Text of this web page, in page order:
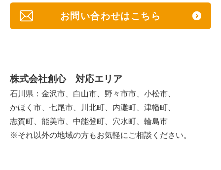
お問い合わせはこちら
株式会社創心 対応エリア
石川県：金沢市、白山市、野々市市、小松市、
かほく市、七尾市、川北町、内灘町、津幡町、
志賀町、能美市、中能登町、穴水町、輪島市
※それ以外の地域の方もお気軽にご相談ください。